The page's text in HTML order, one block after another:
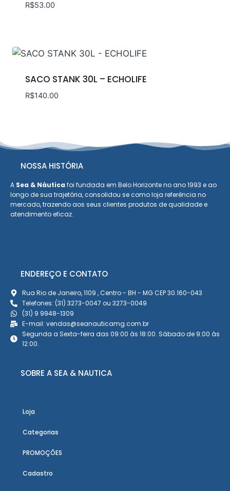
R$53.00
SACO STANK 30L – ECHOLIFE
R$140.00
NOSSA HISTÓRIA
A Sea & Náutica foi fundada em Belo Horizonte no ano 1993 e ao
longo de sua trajetória, consolidou se como loja referência no
mercado, trazendo aos seus clientes produtos de qualidade e
atendimento eficaz.
ENDEREÇO E CONTATO
Rua Rio de Janeiro, 1109 , Centro - BH - MG CEP 30.160-043
Telefones: (31) 3273-0047 ou 3273-0049
(31) 9 9948-1309
E-mail: vendas@seanauticamg.com.br
Segunda a Sexta-feira das 09:00 às 18:00. Sábado de 9:00 às
12:00.
SOBRE A SEA & NAUTICA
Loja
Categorias
PROMOÇÕES
Cadastro